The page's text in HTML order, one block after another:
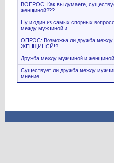
ВОПРОС. Как вы думаете,
женщиной???
Ну и один из самых спорных
между мужчиной и
ОПРОС: Возможна ли дружба
ЖЕНЩИНОЙ!?
Дружба между мужчиной и
Существует ли дружба между
мнение